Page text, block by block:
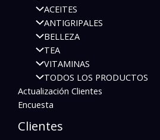
ACEITES
ANTIGRIPALES
BELLEZA
TEA
VITAMINAS
TODOS LOS PRODUCTOS
Actualización Clientes
Encuesta
Clientes